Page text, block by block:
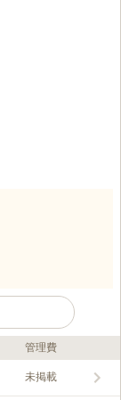
地です。 道を挟
管理費
未掲載